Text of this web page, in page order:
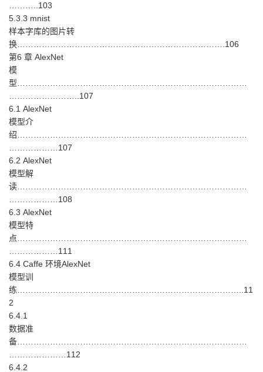
………..103
5.3.3 mnist
样本字库的图片转
换………………………………………………………………….106
第6 章 AlexNet
模
型…………………………………………………………………………
……………………..107
6.1 AlexNet
模型介
绍…………………………………………………………………………
………………107
6.2 AlexNet
模型解
读…………………………………………………………………………
………………108
6.3 AlexNet
模型特
点…………………………………………………………………………
………………111
6.4 Caffe 环境AlexNet
模型训
练………………………………………………………………………..11
2
6.4.1
数据准
备…………………………………………………………………………
…………………112
6.4.2